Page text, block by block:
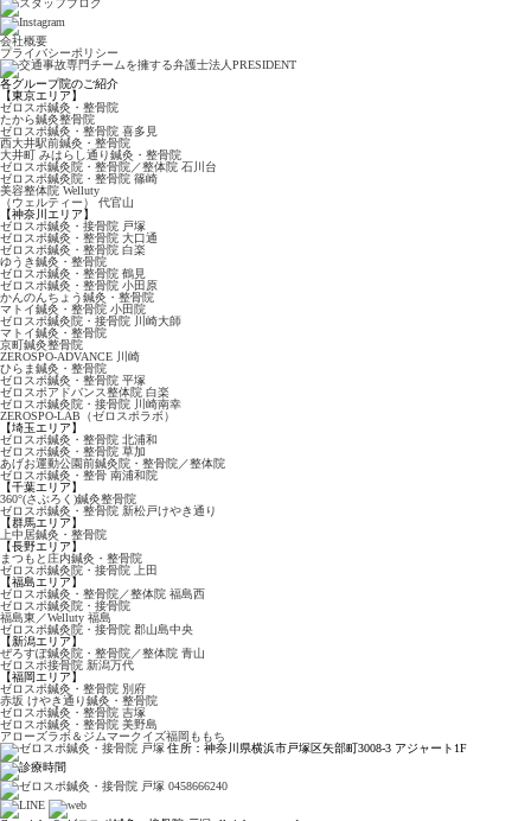
会社概要
プライバシーポリシー
各グループ院のご紹介
【東京エリア】
ゼロスポ鍼灸・整骨院
たから鍼灸整骨院
ゼロスポ鍼灸・整骨院 喜多見
西大井駅前鍼灸・整骨院
大井町 みはらし通り鍼灸・整骨院
ゼロスポ鍼灸院・整骨院 ／整体院 石川台
ゼロスポ鍼灸院・整骨院 篠崎
美容整体院 Welluty
（ウェルティー） 代官山
【神奈川エリア】
ゼロスポ鍼灸・接骨院 戸塚
ゼロスポ鍼灸・整骨院 大口通
ゼロスポ鍼灸・整骨院 白楽
ゆうき鍼灸・整骨院
ゼロスポ鍼灸・整骨院 鶴見
ゼロスポ鍼灸・整骨院 小田原
かんのんちょう鍼灸・整骨院
マトイ鍼灸・整骨院 小田院
ゼロスポ鍼灸院・接骨院
川崎大師
マトイ鍼灸・整骨院
京町鍼灸整骨院
ZEROSPO-ADVANCE
川崎
ひらま鍼灸・整骨院
ゼロスポ鍼灸・整骨院 平塚
ゼロスポアドバンス整体院 白楽
ゼロスポ鍼灸院・接骨院 川崎南幸
ZEROSPO-LAB （ゼロスポラボ）
【埼玉エリア】
ゼロスポ鍼灸・整骨院 北浦和
ゼロスポ鍼灸・整骨院 草加
あげお運動公園前鍼灸院・ 整骨院／整体院
ゼロスポ鍼灸・整骨 南浦和院
【千葉エリア】
360°(さぶろく)鍼灸整骨院
ゼロスポ鍼灸・整骨院 新松戸けやき通り
【群馬エリア】
上中居鍼灸・整骨院
【長野エリア】
まつもと庄内鍼灸・整骨院
ゼロスポ鍼灸院・接骨院
上田
【福島エリア】
ゼロスポ鍼灸・整骨院 ／整体院 福島西
ゼロスポ鍼灸院・接骨院
福島東／Welluty 福島
ゼロスポ鍼灸院・接骨院 郡山島中央
【新潟エリア】
ぜろすぽ鍼灸院・整骨院 ／整体院 青山
ゼロスポ接骨院 新潟万代
【福岡エリア】
ゼロスポ鍼灸・整骨院 別府
赤坂 けやき通り鍼灸・ 整骨院
ゼロスポ鍼灸・整骨院 吉塚
ゼロスポ鍼灸・整骨院 美野島
アローズラボ＆ ジムマークイズ福岡ももち
住所：神奈川県横浜市戸塚区矢部町3008-3 アジャート1F